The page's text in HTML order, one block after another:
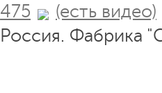
475
(есть видео)
Россия. Фабрика